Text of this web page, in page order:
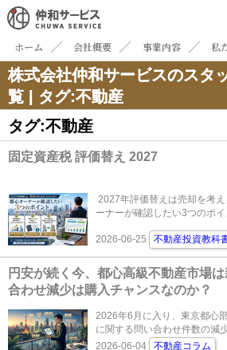
ホーム 会社概要 事業内容 私
株式会社仲和サービスのスタ
覧 | タグ:不動産
タグ:不動産
固定資産税 評価替え 2027
2027年評価替えは売却を考
ーナーが確認したい3つのポイ
2026-06-25 不動産投資教科
円安が続く今、都心高級不動産市場
合わせ減少は購入チャンスなのか？
2026年6月に入り、東京都心
に関する問い合わせ件数の減
2026-06-04
不動産コラム